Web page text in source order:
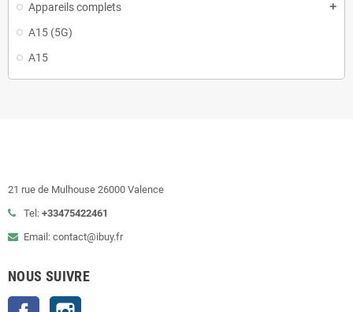
Appareils complets
add
A15 (5G)
A15
21 rue de Mulhouse 26000 Valence
Tel: +33475422461
Email: contact@ibuy.fr
NOUS SUIVRE
Facebook